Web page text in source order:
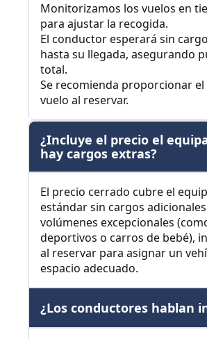
Monitorizamos los vuelos en
para ajustar la recogida.
El conductor esperará sin
hasta su llegada, asegurando
total.
Se recomienda proporcionar
vuelo al reservar.
¿Incluye el precio el
hay cargos extras?
El precio cerrado cubre el
estándar sin cargos
volúmenes excepcionales
deportivos o carros de bebé),
al reservar para asignar un
espacio adecuado.
¿Los conductores hablan